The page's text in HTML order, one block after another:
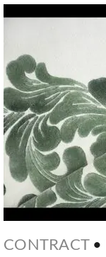
CONTRACT •